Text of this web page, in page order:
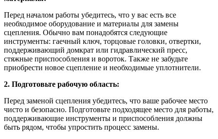
Перед началом работы убедитесь, что у вас есть все
необходимое оборудование и материалы для замены
сцепления. Обычно вам понадобятся следующие
инструменты: гаечный ключ, торцовые головки, отвертки,
поддерживающий домкрат или гидравлический пресс,
стяжные приспособления и вороток. Также не забудьте
приобрести новое сцепление и необходимые уплотнители.
2. Подготовьте рабочую область:
Перед заменой сцепления убедитесь, что ваше рабочее место
чисто и безопасно. Подготовьте подходящее место для работы,
поддерживающие инструменты и приспособления должны
быть рядом, чтобы упростить процесс замены.